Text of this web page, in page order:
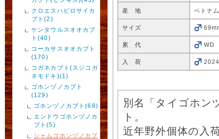
クロエスハビロサイカ
ブト(2)
ケンタウルスオオカブ
ト(40)
コーカサスオオカブト
(170)
コガネカブト(スジコガ
ネモドキ)(1)
ゴホンヅノカブト
(129)
ゴホンヅノカブト(68)
エンドウゴホンヅノカ
ブト(5)
シャムゴホンヅノカブ
産 地 ベトナ
サイズ
累 代 WD
入 荷
別名「タイゴホン
ト。
近年野外個体の入